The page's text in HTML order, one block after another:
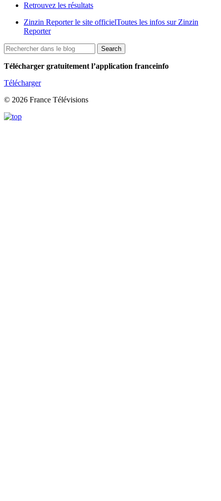
Retrouvez les résultats
Zinzin Reporter le site officielToutes les infos sur Zinzin
Reporter
Télécharger gratuitement l’application franceinfo
Télécharger
© 2026 France Télévisions